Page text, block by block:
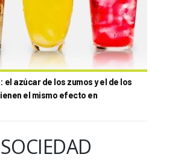
el azúcar de los zumos y el de los
el mismo efecto en
SOCIEDAD